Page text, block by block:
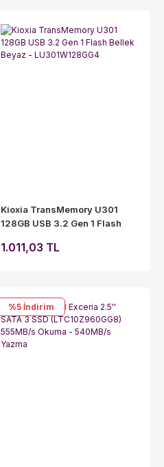
Kioxia TransMemory U301
128GB USB 3.2 Gen 1 Flash
LU301W128GG4
1.011,03 TL
%5 İndirim